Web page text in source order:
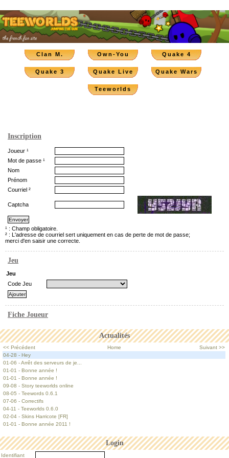
Clan M. Own-You Quake 4
Quake 3 Quake Live Quake Wars
Teeworlds
Actualités
<< Précédent Home
Suivant >>
04-28 - Hey
01-06 - Arrêt des serveurs de je...
01-01 - Bonne année !
01-01 - Bonne année !
09-08 - Story teeworlds online
08-05 - Teewords 0.6.1
07-06 - Correctifs
04-11 - Teeworlds 0.6.0
02-04 - Skins Harricote [FR]
01-01 - Bonne année 2011 !
Login
Identifiant
Inscription
Joueur ¹
Mot de passe ¹
Nom
Prénom
Courriel ²
Captcha
¹ : Champ obligatoire.
² : L'adresse de courriel sert uniquement en cas de perte de mot de passe;
merci d'en saisir une correcte.
Jeu
Jeu
Code Jeu
Fiche Joueur